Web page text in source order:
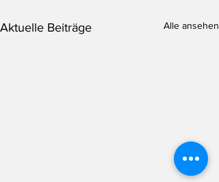
Aktuelle Beiträge Alle ansehen